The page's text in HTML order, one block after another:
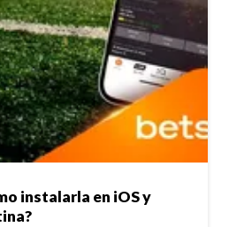
instalarla en iOS y